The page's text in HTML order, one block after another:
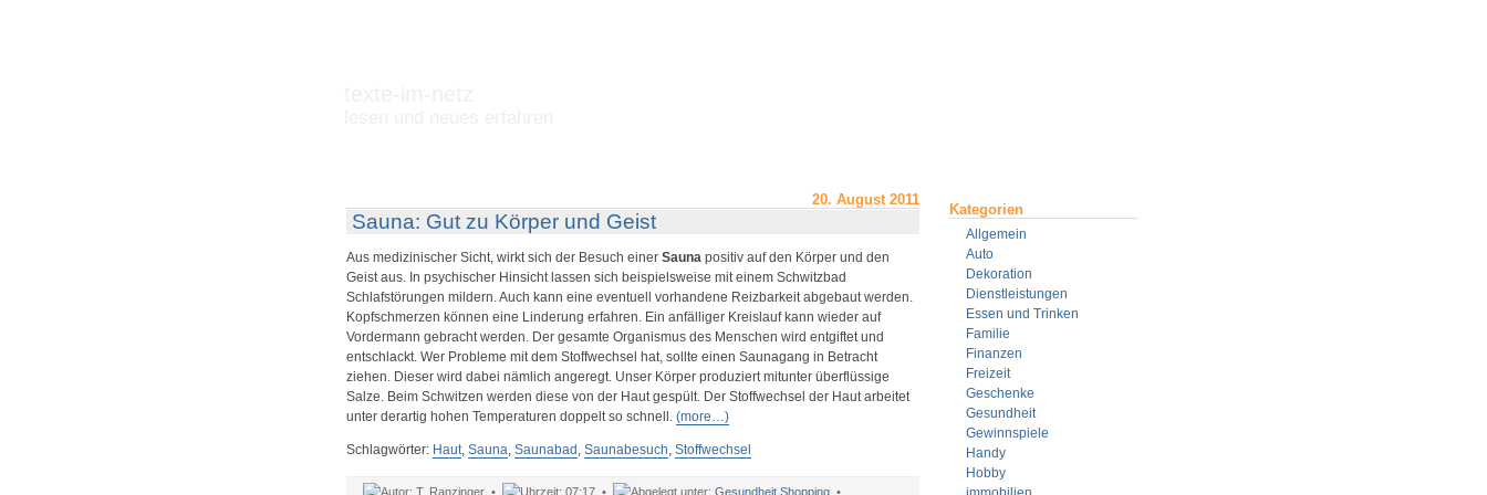
Kategorien
Allgemein
Auto
Dekoration
Dienstleistungen
Essen und Trinken
Familie
Finanzen
Freizeit
Geschenke
Gesundheit
Gewinnspiele
Handy
Hobby
20. August 2011
Sauna: Gut zu Körper und Geist
Aus medizinischer Sicht, wirkt sich der Besuch einer Sauna positiv auf den Körper und den
Geist aus. In psychischer Hinsicht lassen sich beispielsweise mit einem Schwitzbad
Schlafstörungen mildern. Auch kann eine eventuell vorhandene Reizbarkeit abgebaut werden.
Kopfschmerzen können eine Linderung erfahren. Ein anfälliger Kreislauf kann wieder auf
Vordermann gebracht werden. Der gesamte Organismus des Menschen wird entgiftet und
entschlackt. Wer Probleme mit dem Stoffwechsel hat, sollte einen Saunagang in Betracht
ziehen. Dieser wird dabei nämlich angeregt. Unser Körper produziert mitunter überflüssige
Salze. Beim Schwitzen werden diese von der Haut gespült. Der Stoffwechsel der Haut arbeitet
unter derartig hohen Temperaturen doppelt so schnell. (more…)
Schlagwörter: Haut, Sauna, Saunabad , Saunabesuch, Stoffwechsel
T. Ranzinger • 07:17 • Gesundheit, Shopping•